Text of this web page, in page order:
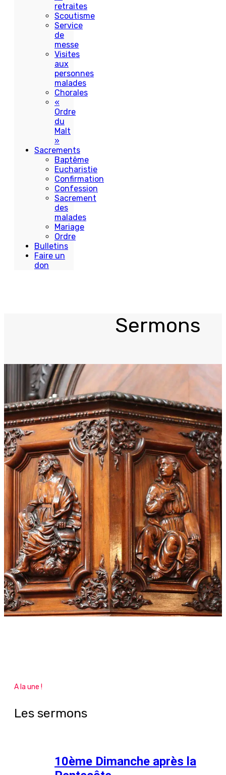
retraites
Scoutisme
Service
de
messe
Visites
aux
personnes
malades
Chorales
«
Ordre
du
Malt
»
Sacrements
Baptême
Eucharistie
Confirmation
Confession
Sacrement
des
malades
Mariage
Ordre
Bulletins
Faire un
don
Sermons
A la une !
Les sermons
10ème Dimanche après la